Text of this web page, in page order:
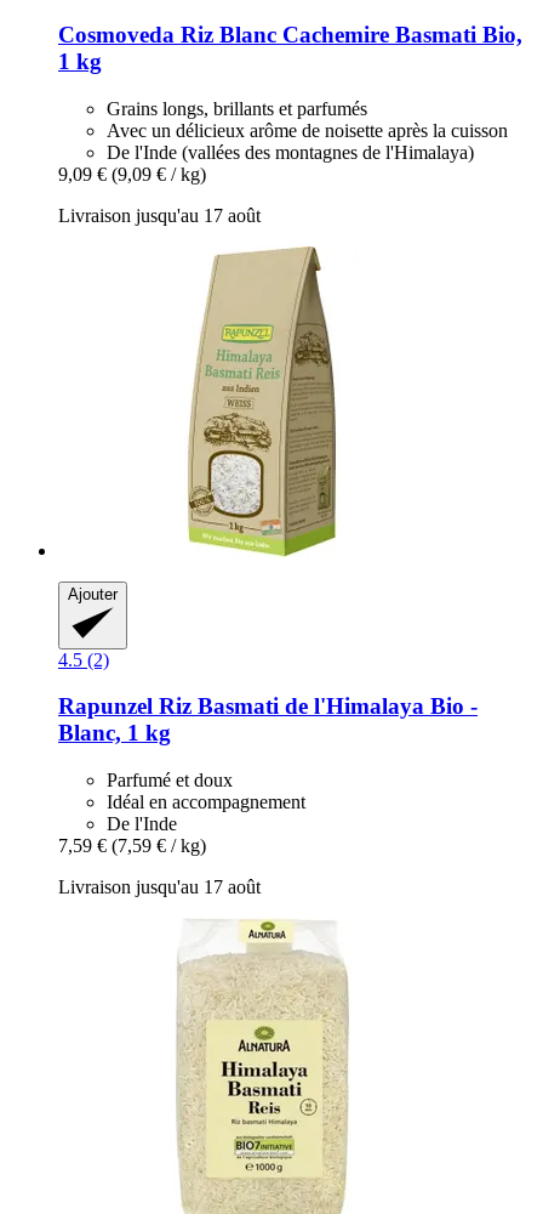
Cosmoveda Riz Blanc Cachemire Basmati Bio,
1 kg
Grains longs, brillants et parfumés
Avec un délicieux arôme de noisette après la cuisson
De l'Inde (vallées des montagnes de l'Himalaya)
9,09 € (9,09 € / kg)
Livraison jusqu'au 17 août
Ajouter
4.5 (2)
Rapunzel Riz Basmati de l'Himalaya Bio -​
Blanc, 1 kg
Parfumé et doux
Idéal en accompagnement
De l'Inde
7,59 € (7,59 € / kg)
Livraison jusqu'au 17 août